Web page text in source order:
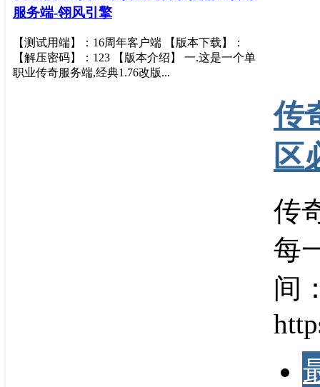
服务端-翎风引擎
【测试用端】：16周年客户端 【版本下载】：
【解压密码】：123 【版本介绍】 一.这是一个单
职业传奇服务端,经典1.76改版...
传
区
传
每
间